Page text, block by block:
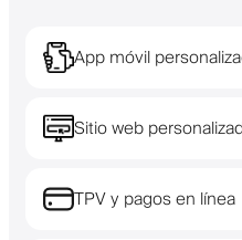
App móvil
Sitio web
TPV y pagos en línea